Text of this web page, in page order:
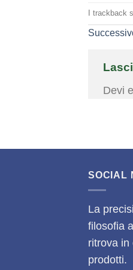
I trackback
Devi
SOCIAL
La
filosofia
ritrova in
prodotti.